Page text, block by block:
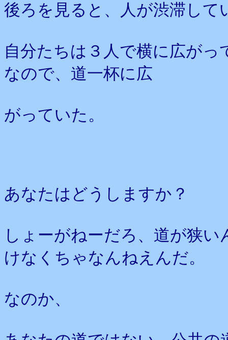
後ろを見ると、人が渋滞して
自分たちは３人で横に広が
なので、道一杯に広
がっていた。
あなたはどうしますか？
しょーがねーだろ、道が狭
けなくちゃなんねえんだ。
なのか、